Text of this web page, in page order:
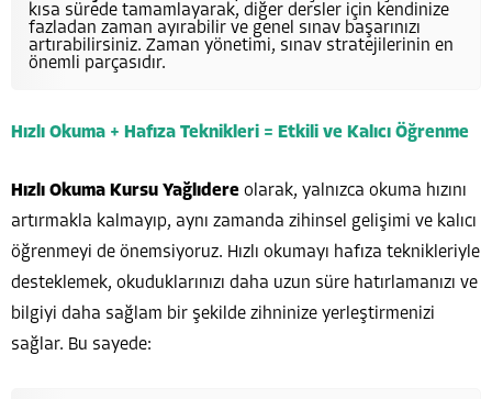
kısa sürede tamamlayarak, diğer dersler için kendinize
fazladan zaman ayırabilir ve genel sınav başarınızı
artırabilirsiniz. Zaman yönetimi, sınav stratejilerinin en
önemli parçasıdır.
Hızlı Okuma + Hafıza Teknikleri = Etkili ve Kalıcı Öğrenme
Hızlı Okuma Kursu Yağlıdere olarak, yalnızca okuma hızını
artırmakla kalmayıp, aynı zamanda zihinsel gelişimi ve kalıcı
öğrenmeyi de önemsiyoruz. Hızlı okumayı hafıza teknikleriyle
desteklemek, okuduklarınızı daha uzun süre hatırlamanızı ve
bilgiyi daha sağlam bir şekilde zihninize yerleştirmenizi
sağlar. Bu sayede: